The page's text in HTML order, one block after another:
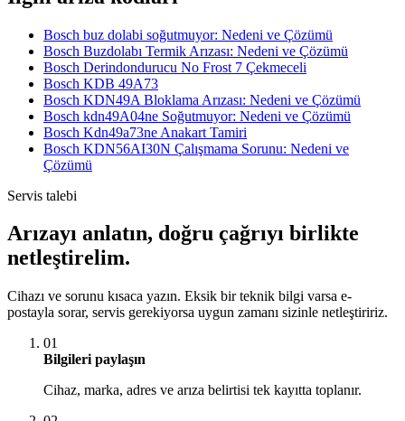
Bosch buz dolabi soğutmuyor: Nedeni ve Çözümü
Bosch Buzdolabı Termik Arızası: Nedeni ve Çözümü
Bosch Derindondurucu No Frost 7 Çekmeceli
Bosch KDB 49A73
Bosch KDN49A Bloklama Arızası: Nedeni ve Çözümü
Bosch kdn49A04ne Soğutmuyor: Nedeni ve Çözümü
Bosch Kdn49a73ne Anakart Tamiri
Bosch KDN56AI30N Çalışmama Sorunu: Nedeni ve
Çözümü
Servis talebi
Arızayı anlatın, doğru çağrıyı birlikte
netleştirelim.
Cihazı ve sorunu kısaca yazın. Eksik bir teknik bilgi varsa e-
postayla sorar, servis gerekiyorsa uygun zamanı sizinle netleştiririz.
01
Bilgileri paylaşın
Cihaz, marka, adres ve arıza belirtisi tek kayıtta toplanır.